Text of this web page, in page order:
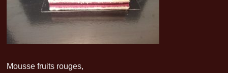
Mousse fruits rouges,